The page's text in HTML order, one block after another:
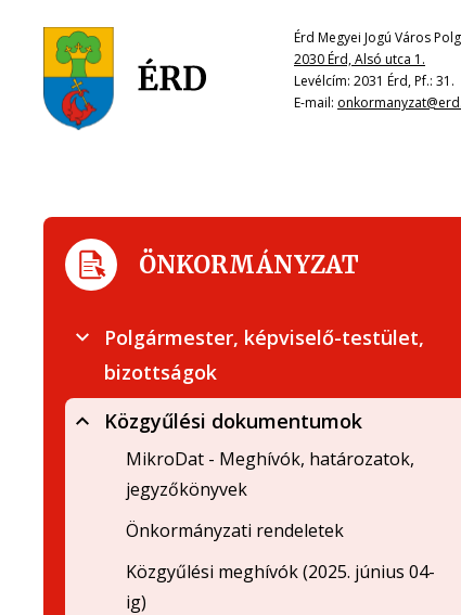
Érd Megyei Jogú Város
2030 Érd, Alsó utca 1.
Levélcím: 2031 Érd, Pf.: 31.
E-mail:
ÖNKORMÁNYZAT
Polgármester, képviselő-testület,
bizottságok
Közgyűlési dokumentumok
MikroDat - Meghívók, határozatok,
jegyzőkönyvek
Önkormányzati rendeletek
Közgyűlési meghívók (2025. június 04-
ig)